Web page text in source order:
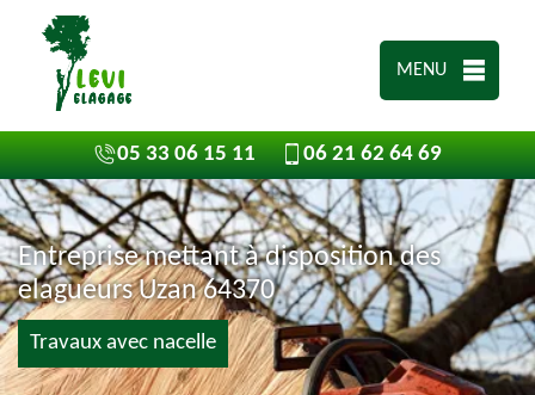
MENU
05 33 06 15 11 06 21 62 64 69
Entreprise mettant à disposition des
elagueurs Uzan 64370
Travaux avec nacelle